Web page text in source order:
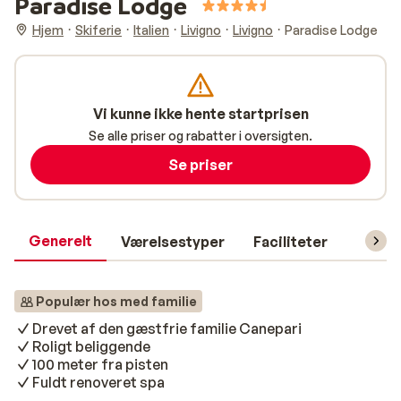
Hjem Skiferie Italien Livigno Livigno Paradise Lodge
Generelt Værelsestyper Faciliteter
Populær hos med familie
Drevet af den gæstfrie familie Canepari
Roligt beliggende
100 meter fra pisten
Fuldt renoveret spa
Vi kunne ikke hente startprisen
Se alle priser og rabatter i oversigten.
Se priser